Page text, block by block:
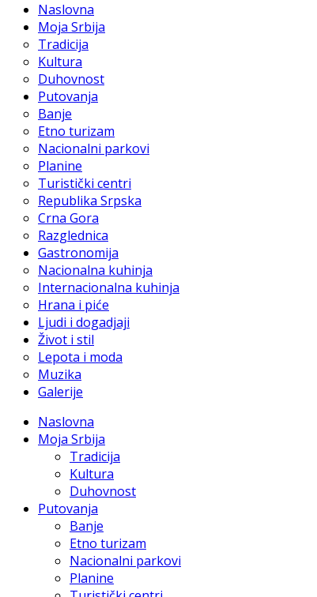
Naslovna
Moja Srbija
Tradicija
Kultura
Duhovnost
Putovanja
Banje
Etno turizam
Nacionalni parkovi
Planine
Turistički centri
Republika Srpska
Crna Gora
Razglednica
Gastronomija
Nacionalna kuhinja
Internacionalna kuhinja
Hrana i piće
Ljudi i dogadjaji
Život i stil
Lepota i moda
Muzika
Galerije
Naslovna
Moja Srbija
Tradicija
Kultura
Duhovnost
Putovanja
Banje
Etno turizam
Nacionalni parkovi
Planine